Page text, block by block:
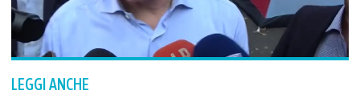
LEGGI ANCHE